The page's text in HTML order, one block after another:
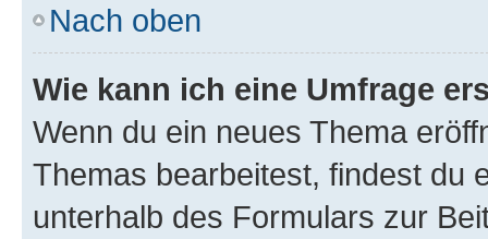
Nach oben
Wie kann ich eine Umfrage
Wenn du ein neues Thema
Themas bearbeitest, findest du
unterhalb des Formulars zur